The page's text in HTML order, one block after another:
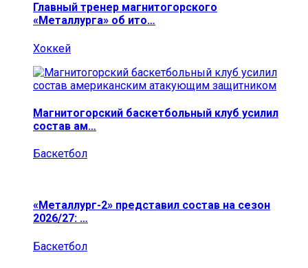
Главный тренер магнитогорского
«Металлурга» об ито…
Хоккей
Магнитогорский баскетбольный клуб усилил
состав ам…
Баскетбол
«Металлург-2» представил состав на сезон
2026/27: …
Баскетбол